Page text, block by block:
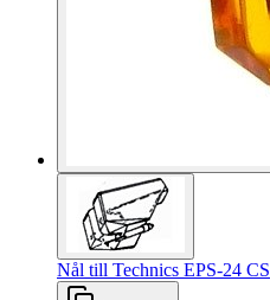
Nål till Technics EPS-24 CS